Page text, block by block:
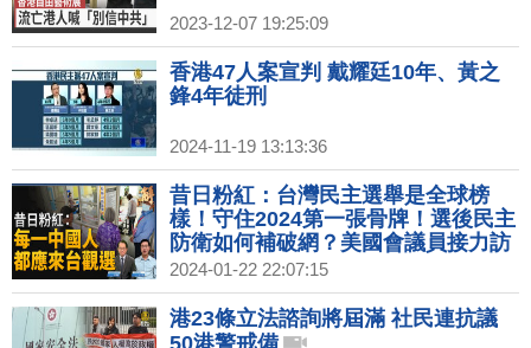
2023-12-07 19:25:09
香港47人案宣判 戴耀廷10年、黃之
鋒4年徒刑
2024-11-19 13:13:36
昔日粉紅：台灣民主選舉是全球榜
樣！守住2024第一張骨牌！選後民主
防衛如何補破網？美國會議員接力訪
台 所為何來？中港互認民商判決滲透
世界！｜宋承恩｜公子沈｜新聞大破
解 【2024年1月22日】
2024-01-22 22:07:15
港23條立法諮詢將屆滿 社民連抗議